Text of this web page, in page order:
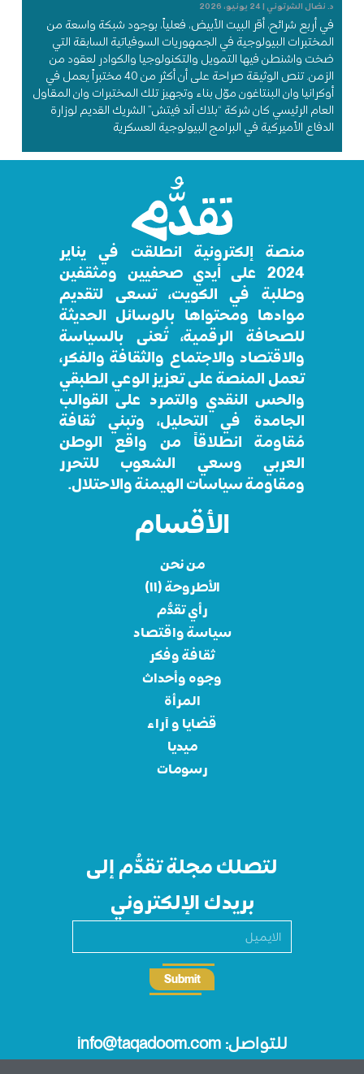
د. نضال الشرتوني 24 يونيو، 2026
في أربع شرائح، أقر البيت الأبيض، فعلياً، بوجود شبكة واسعة من
المختبرات البيولوجية في الجمهوريات السوفياتية السابقة التي
ضخت واشنطن فيها التمويل والتكنولوجيا والكوادر لعقود من
الزمن. تنص الوثيقة صراحة على أن أكثر من 40 مختبراً يعمل في
أوكرانيا وان البنتاغون موّل بناء وتجهيز تلك المختبرات وان المقاول
العام الرئيسي كان شركة “بلاك آند فيتش” الشريك القديم لوزارة
الدفاع الأميركية في البرامج البيولوجية العسكرية
منصة إلكترونية انطلقت في يناير
2024 على أيدي صحفيين ومثقفين
وطلبة في الكويت، تسعى لتقديم
موادها ومحتواها بالوسائل الحديثة
للصحافة الرقمية، تُعنى بالسياسة
والاقتصاد والاجتماع والثقافة والفكر،
تعمل المنصة على تعزيز الوعي الطبقي
والحس النقدي والتمرد على القوالب
الجامدة في التحليل، وتبني ثقافة
مُقاومة انطلاقاً من واقع الوطن
العربي وسعي الشعوب للتحرر
ومقاومة سياسات الهيمنة والاحتلال.
الأقسام
من نحن
الأطروحة (١١)
رأي تقدُّم
سياسة واقتصاد
ثقافة وفكر
وجوه وأحداث
المرأة
قضايا و آراء
ميديا
رسومات
لتصلك مجلة تقدُّم إلى
بريدك الإلكتروني
Submit
للتواصل: info@taqadoom.com